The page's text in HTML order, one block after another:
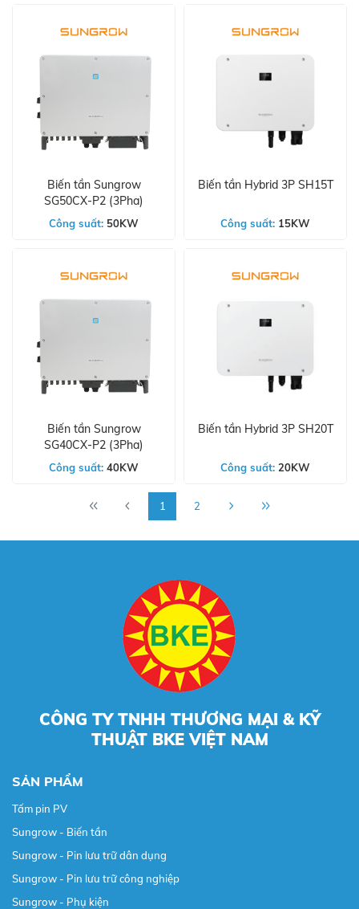
Biến tần Sungrow
SG50CX-P2 (3Pha)
Công suất: 50KW
Biến tần Hybrid 3P SH15T
Công suất: 15KW
Biến tần Sungrow
SG40CX-P2 (3Pha)
Công suất: 40KW
Biến tần Hybrid 3P SH20T
Công suất: 20KW
1 2
CÔNG TY TNHH THƯƠNG MẠI & KỸ
THUẬT BKE VIỆT NAM
SẢN PHẨM
Tấm pin PV
Sungrow - Biến tần
Sungrow - Pin lưu trữ dân dụng
Sungrow - Pin lưu trữ công nghiệp
Sungrow - Phụ kiện